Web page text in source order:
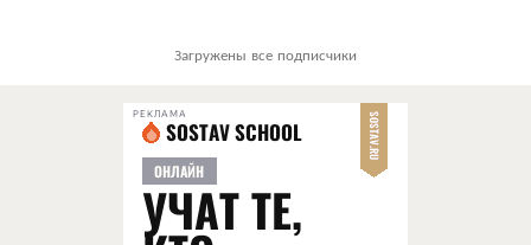
Загружены все подписчики
РЕКЛАМА